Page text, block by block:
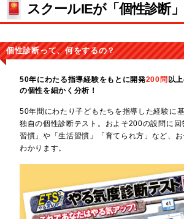
スクールIEが「個性診断
個性診断って、何をするの？
50年にわたる指導経験をもとに開発200問 以
の個性を細かく分析！
50年間にわたり子どもたちを指導した経験に
独自の個性診断テスト。およそ200の設問に回
習慣」や「生活習慣」「育てられ方」など、
わかります。